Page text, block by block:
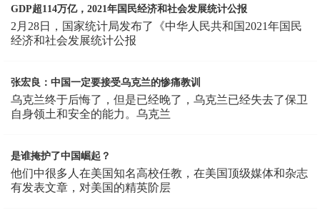
GDP超114万亿，2021年国民经济和社会发展统计公报
2月28日，国家统计局发布了《中华人民共和国2021年国民
经济和社会发展统计公报
张宏良：中国一定要接受乌克兰的惨痛教训
乌克兰终于后悔了，但是已经晚了，乌克兰已经失去了保卫
自身领土和安全的能力。乌克兰
是谁掩护了中国崛起？
他们中很多人在美国知名高校任教，在美国顶级媒体和杂志
有发表文章，对美国的精英阶层